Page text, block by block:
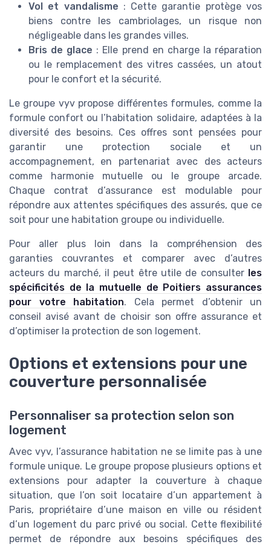
Vol et vandalisme : Cette garantie protège vos
biens contre les cambriolages, un risque non
négligeable dans les grandes villes.
Bris de glace : Elle prend en charge la réparation
ou le remplacement des vitres cassées, un atout
pour le confort et la sécurité.
Le groupe vyv propose différentes formules, comme la
formule confort ou l’habitation solidaire, adaptées à la
diversité des besoins. Ces offres sont pensées pour
garantir une protection sociale et un
accompagnement, en partenariat avec des acteurs
comme harmonie mutuelle ou le groupe arcade.
Chaque contrat d’assurance est modulable pour
répondre aux attentes spécifiques des assurés, que ce
soit pour une habitation groupe ou individuelle.
Pour aller plus loin dans la compréhension des
garanties couvrantes et comparer avec d’autres
acteurs du marché, il peut être utile de consulter les
spécificités de la mutuelle de Poitiers assurances
pour votre habitation. Cela permet d’obtenir un
conseil avisé avant de choisir son offre assurance et
d’optimiser la protection de son logement.
Options et extensions pour une
couverture personnalisée
Personnaliser sa protection selon son
logement
Avec vyv, l’assurance habitation ne se limite pas à une
formule unique. Le groupe propose plusieurs options et
extensions pour adapter la couverture à chaque
situation, que l’on soit locataire d’un appartement à
Paris, propriétaire d’une maison en ville ou résident
d’un logement du parc privé ou social. Cette flexibilité
permet de répondre aux besoins spécifiques des